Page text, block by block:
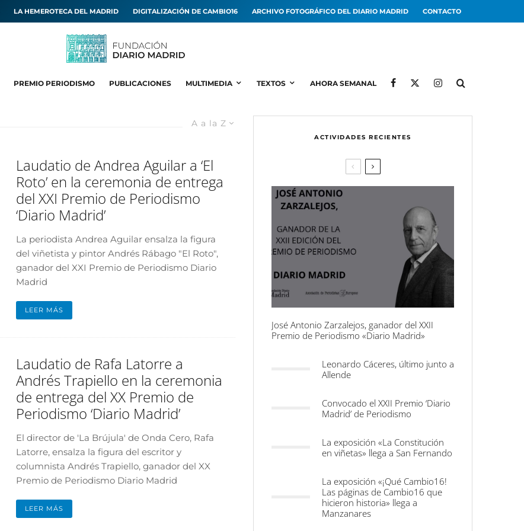
LA HEMEROTECA DEL MADRID DIGITALIZACIÓN DE CAMBIO16 ARCHIVO FOTOGRÁFICO DEL DIARIO MADRID CONTACTO
PREMIO PERIODISMO PUBLICACIONES MULTIMEDIA TEXTOS AHORA SEMANAL
A a la Z
Laudatio de Andrea Aguilar a ‘El
Roto’ en la ceremonia de entrega
del XXI Premio de Periodismo
‘Diario Madrid’
La periodista Andrea Aguilar ensalza la figura
del viñetista y pintor Andrés Rábago "El Roto",
ganador del XXI Premio de Periodismo Diario
Madrid
LEER MÁS
Laudatio de Rafa Latorre a
Andrés Trapiello en la ceremonia
de entrega del XX Premio de
Periodismo ‘Diario Madrid’
El director de 'La Brújula' de Onda Cero, Rafa
Latorre, ensalza la figura del escritor y
columnista Andrés Trapiello, ganador del XX
Premio de Periodismo Diario Madrid
LEER MÁS
ACTIVIDADES RECIENTES
José Antonio Zarzalejos, ganador del XXII
Premio de Periodismo «Diario Madrid»
Leonardo Cáceres, último junto a
Allende
Convocado el XXII Premio ‘Diario
Madrid’ de Periodismo
La exposición «La Constitución
en viñetas» llega a San Fernando
La exposición «¡Qué Cambio16!
Las páginas de Cambio16 que
hicieron historia» llega a
Manzanares